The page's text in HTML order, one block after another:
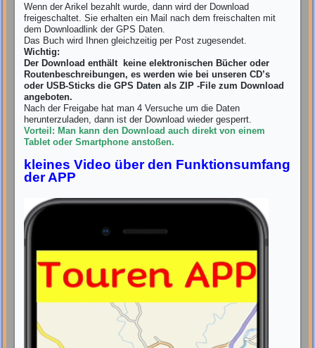
Wenn der Arikel bezahlt wurde, dann wird der Download
freigeschaltet. Sie erhalten ein Mail nach dem freischalten mit
dem Downloadlink der GPS Daten.
Das Buch wird Ihnen gleichzeitig per Post zugesendet.
Wichtig:
Der Download enthält keine elektronischen Bücher oder
Routenbeschreibungen, es werden wie bei unseren CD’s
oder USB-Sticks die GPS Daten als ZIP -File zum Download
angeboten.
Nach der Freigabe hat man 4 Versuche um die Daten
herunterzuladen, dann ist der Download wieder gesperrt.
Vorteil: Man kann den Download auch direkt von einem
Tablet oder Smartphone anstoßen.
kleines Video über den Funktionsumfang
der APP